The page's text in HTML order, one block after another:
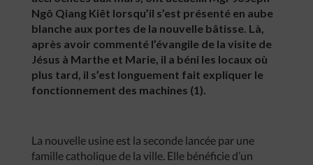
Ngô Qiang Kiêt lorsqu’il s’est présenté en aube
blanche aux portes de la nouvelle bâtisse. Là,
après avoir commenté l’évangile de la visite de
Jésus à Marthe et Marie, il a béni les locaux où
plus tard, il s’est longuement fait expliquer le
fonctionnement des machines (1).
La nouvelle usine est la seconde lancée par une
famille catholique de la ville. Elle bénéficie d’un